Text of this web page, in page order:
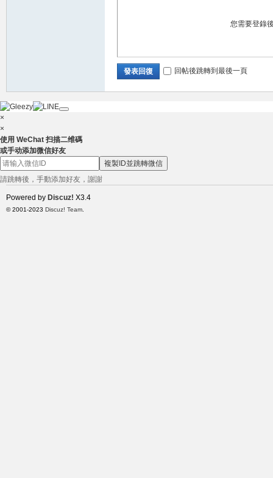
您需要登錄
發表回復 回帖後跳轉到最後一頁
×
×
使用 WeChat 扫描二维碼
或手动添加微信好友
複製ID並跳轉微信
請跳轉後，手動添加好友，謝謝
Powered by Discuz! X3.4
© 2001-2023 Discuz! Team